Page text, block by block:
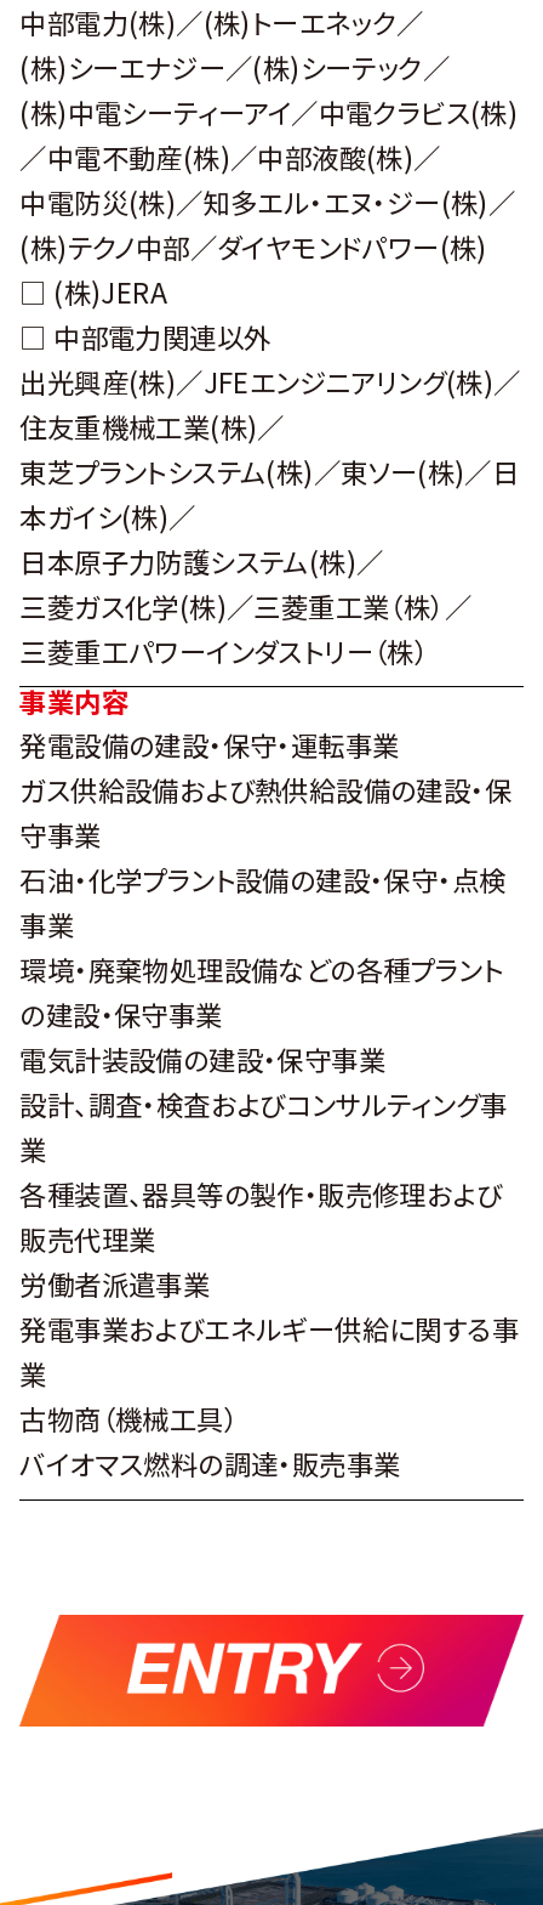
中部電力(株)／(株)トーエネック／
(株)シーエナジー／(株)シーテック／
(株)中電シーティーアイ／中電クラビス(株)
／中電不動産(株)／中部液酸(株)／
中電防災(株)／知多エル・エヌ・ジー(株)／
(株)テクノ中部／ダイヤモンドパワー(株)
□ (株)JERA
□ 中部電力関連以外
出光興産(株)／JFEエンジニアリング(株)／
住友重機械工業(株)／
東芝プラントシステム(株)／東ソー(株)／日
本ガイシ(株)／
日本原子力防護システム(株)／
三菱ガス化学(株)／三菱重工業（株）／
三菱重工パワーインダストリー（株）
事業内容
発電設備の建設・保守・運転事業
ガス供給設備および熱供給設備の建設・保
守事業
石油・化学プラント設備の建設・保守・点検
事業
環境・廃棄物処理設備などの各種プラント
の建設・保守事業
電気計装設備の建設・保守事業
設計、調査・検査およびコンサルティング事
業
各種装置、器具等の製作・販売修理および
販売代理業
労働者派遣事業
発電事業およびエネルギー供給に関する事
業
古物商（機械工具）
バイオマス燃料の調達・販売事業